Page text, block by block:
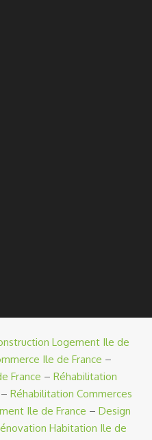
Logement Ile de
Ile de France –
France – Réhabilitation
– Réhabilitation Commerces
Ile de France – Design
Habitation Ile de